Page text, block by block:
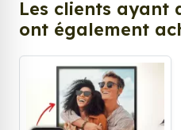
Les clients ayant
ont également